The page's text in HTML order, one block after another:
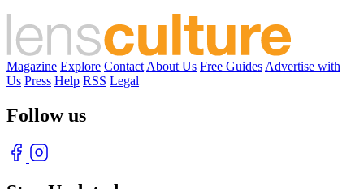
Magazine Explore Contact About Us Free Guides Advertise with
Us Press Help RSS Legal
Follow us